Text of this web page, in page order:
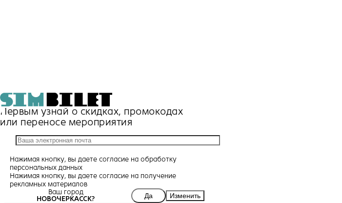
Первым узнай о скидках, промокодах
или переносе мероприятия
Нажимая кнопку, вы даете согласие на обработку
персональных данных
Нажимая кнопку, вы даете согласие на получение
рекламных материалов
Ваш город
НОВОЧЕРКАССК?
Да Изменить